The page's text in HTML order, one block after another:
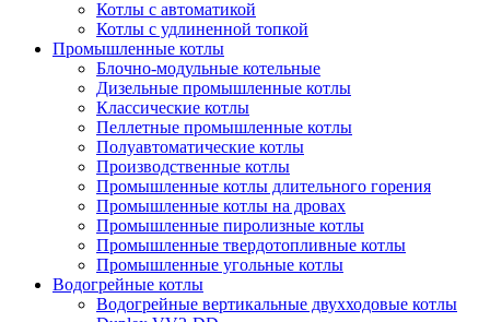
Котлы с автоматикой
Котлы с удлиненной топкой
Промышленные котлы
Блочно-модульные котельные
Дизельные промышленные котлы
Классические котлы
Пеллетные промышленные котлы
Полуавтоматические котлы
Производственные котлы
Промышленные котлы длительного горения
Промышленные котлы на дровах
Промышленные пиролизные котлы
Промышленные твердотопливные котлы
Промышленные угольные котлы
Водогрейные котлы
Водогрейные вертикальные двухходовые котлы